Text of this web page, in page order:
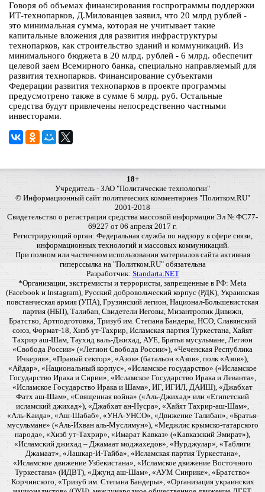
Говоря об объемах финансирования госпрограммы поддержки
ИТ-технопарков, Д.Милованцев заявил, что 20 млрд рублей -
это минимальная сумма, которая не учитывает такие
капитальные вложения для развития инфраструктуры
технопарков, как строительство зданий и коммуникаций. Из
минимального бюджета в 20 млрд. рублей - 6 млрд. обеспечит
целевой заем Всемирного банка, специально направляемый для
развития технопарков. Финансирование субъектами
Федерации развития технопарков в проекте программы
предусмотрено также в сумме 6 млрд. руб. Остальные
средства будут привлечены непосредственно частными
инвесторами.
18+
Учредитель - ЗАО "Политические технологии"
© Информационный сайт политических комментариев "Политком.RU"
2001-2018
Свидетельство о регистрации средства массовой информации Эл № ФС77-
69227 от 06 апреля 2017 г.
Регистрирующий орган: Федеральная служба по надзору в сфере связи,
информационных технологий и массовых коммуникаций.
При полном или частичном использовании материалов сайта активная
гиперссылка на "Политком.RU" обязательна
Разработчик: Standarta.NET
*Организации, экстремисты и террористы, запрещенные в РФ: Meta
(Facebook и Instagram), Русский добровольческий корпус (РДК), Украинская
повстанческая армия (УПА), Грузинский легион, Национал-Большевистская
партия (НБП), Талибан, Свидетели Иеговы, Мизантропик Дивижн,
Братство, Артподготовка, Тризуб им. Степана Бандеры, НСО, Славянский
союз, Формат-18, Хизб ут-Тахрир, Исламская партия Туркестана, Хайят
Тахрир аш-Шам, Таухид валь-Джихад, АУЕ, Братья мусульмане, Легион
«Свобода России» («Легион Свобода России»), «Чеченская Республика
Ичкерия», «Правый сектор», «Азов» (батальон «Азов», полк «Азов»),
«Айдар», «Национальный корпус», «Исламское государство» («Исламское
Государство Ирака и Сирии», «Исламское Государство Ирака и Леванта»,
«Исламское Государство Ирака и Шама», ИГ, ИГИЛ, ДАИШ), «Джабхат
Фатх аш-Шам», «Священная война» («Аль-Джихад» или «Египетский
исламский джихад»), «Джабхат ан-Нусра», «Хайят Тахрир-аш-Шам»,
«Аль-Каида», «Аш-Шабаб», «УНА-УНСО», «Движение Талибан», «Братья-
мусульмане» («Аль-Ихван аль-Муслимун»), «Меджлис крымско-татарского
народа», «Хизб ут-Тахрир», «Имарат Кавказ» («Кавказский Эмират»),
«Исламский джихад – Джамаат моджахедов», «Нурджулар», «Таблиги
Джамаат», «Лашкар-И-Тайба», «Исламская партия Туркестана»,
«Исламское движение Узбекистана», «Исламское движение Восточного
Туркестана» (ИДВТ), «Джунд аш-Шам», «АУМ Синрике», «Братство»
Корчинского, «Тризуб им. Степана Бандеры», «Организация украинских